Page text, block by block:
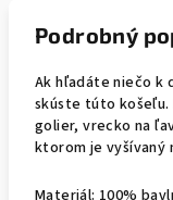
Podrobný
Ak hľadáte niečo k
skúste túto košeľu.
golier, vrecko na
ktorom je vyšívaný
Materiál: 100%